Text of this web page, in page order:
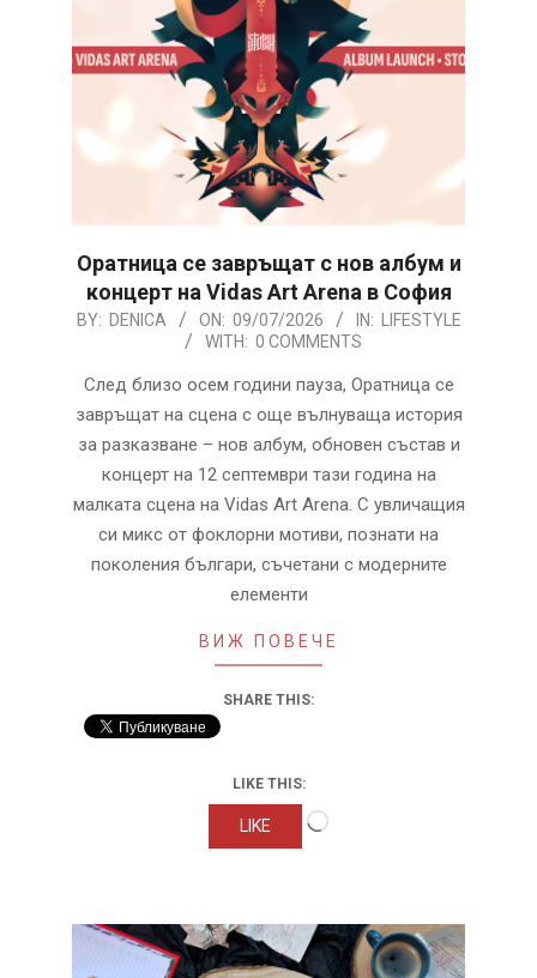
Оратница се завръщат с нов албум и
концерт на Vidas Art Arena в София
2026-
09
BY: DENICA ON: 09/07/2026 IN: LIFESTYLE
WITH: 0 COMMENTS
След близо осем години пауза, Оратница се
завръщат на сцена с още вълнуваща история
за разказване – нов албум, обновен състав и
концерт на 12 септември тази година на
малката сцена на Vidas Art Arena. С увличащия
си микс от фоклорни мотиви, познати на
поколения българи, съчетани с модерните
елементи
ВИЖ ПОВЕЧЕ
SHARE THIS:
LIKE THIS:
LIKE